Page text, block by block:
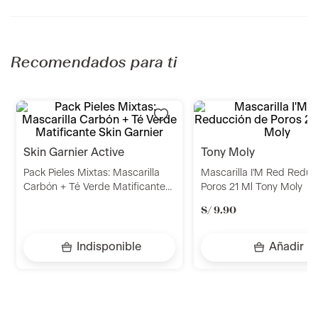
Recomendados para ti